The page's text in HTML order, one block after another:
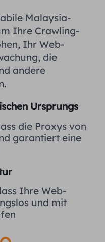
Malaysia-
Ihre Crawling-
Ihr Web-
die
andere
Ursprungs
die Proxys von
garantiert eine
Ihre Web-
und mit